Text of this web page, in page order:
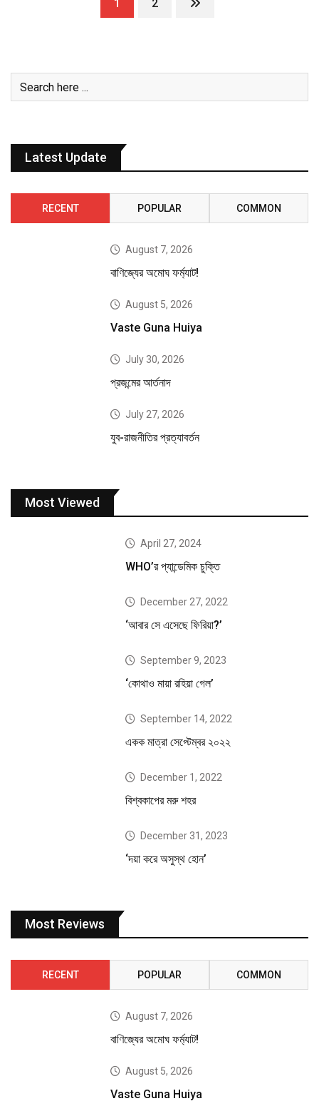
1 2
Latest Update
RECENT POPULAR COMMON
August 7, 2026
বাণিজ্যের অমোঘ ফর্ম্যাট!
August 5, 2026
Vaste Guna Huiya
July 30, 2026
প্রজন্মের আর্তনাদ
July 27, 2026
যুব-রাজনীতির প্রত্যাবর্তন
Most Viewed
April 27, 2024
WHO’র প্যান্ডেমিক চুক্তি
December 27, 2022
‘আবার সে এসেছে ফিরিয়া?’
September 9, 2023
‘কোথাও মায়া রহিয়া গেল’
September 14, 2022
একক মাত্রা সেপ্টেম্বর ২০২২
December 1, 2022
বিশ্বকাপের মরু শহর
December 31, 2023
‘দয়া করে অসুস্থ হোন’
Most Reviews
RECENT POPULAR COMMON
August 7, 2026
বাণিজ্যের অমোঘ ফর্ম্যাট!
August 5, 2026
Vaste Guna Huiya